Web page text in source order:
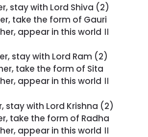
stay with Lord Shiva (2)
take the form of Gauri
appear in this world ।।
stay with Lord Ram (2)
take the form of Sita
appear in this world ।।
stay with Lord Krishna (2)
take the form of Radha
appear in this world ।।